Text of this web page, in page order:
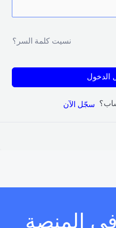
نسيت كلمة السر؟
الدخول
سجّل الآن
المنصة